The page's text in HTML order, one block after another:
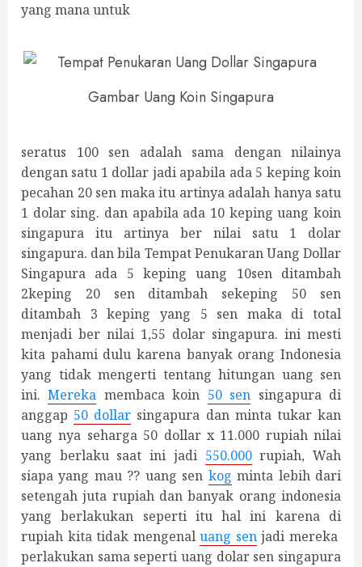
yang mana untuk
Gambar Uang Koin Singapura
seratus 100 sen adalah sama dengan nilainya
dengan satu 1 dollar jadi apabila ada 5 keping koin
pecahan 20 sen maka itu artinya adalah hanya satu
1 dolar sing. dan apabila ada 10 keping uang koin
singapura itu artinya ber nilai satu 1 dolar
singapura. dan bila Tempat Penukaran Uang Dollar
Singapura ada 5 keping uang 10sen ditambah
2keping 20 sen ditambah sekeping 50 sen
ditambah 3 keping yang 5 sen maka di total
menjadi ber nilai 1,55 dolar singapura. ini mesti
kita pahami dulu karena banyak orang Indonesia
yang tidak mengerti tentang hitungan uang sen
ini.Mereka membaca koin 50 sen singapura di
anggap 50 dollar singapura dan minta tukar kan
uang nya seharga 50 dollar x 11.000 rupiah nilai
yang berlaku saat ini jadi 550.000rupiah, Wah
siapa yang mau ?? uang sen kog minta lebih dari
setengah juta rupiah dan banyak orang indonesia
yang berlakukan seperti itu hal ini karena di
rupiah kita tidak mengenaluang senjadi mereka
perlakukan sama seperti uang dolar sen singapura